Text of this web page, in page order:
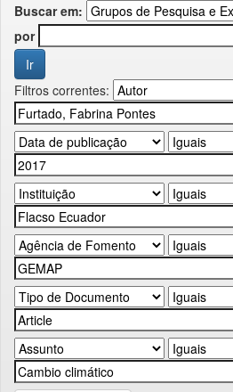
Buscar em:
por
Filtros correntes: